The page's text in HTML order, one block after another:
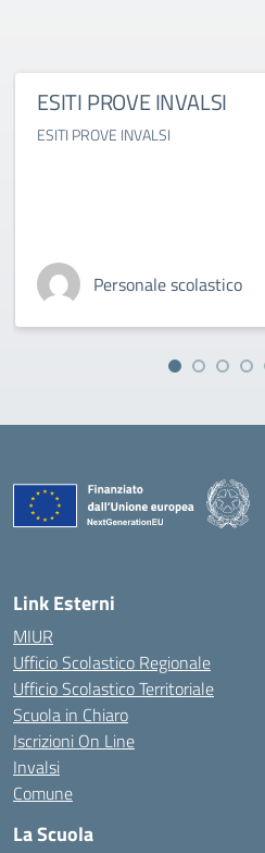
ESITI PROVE INVALSI
ESITI PROVE INVALSI
Personale scolastico
Link Esterni
MIUR
Ufficio Scolastico Regionale
Ufficio Scolastico Territoriale
Scuola in Chiaro
Iscrizioni On Line
Invalsi
Comune
La Scuola